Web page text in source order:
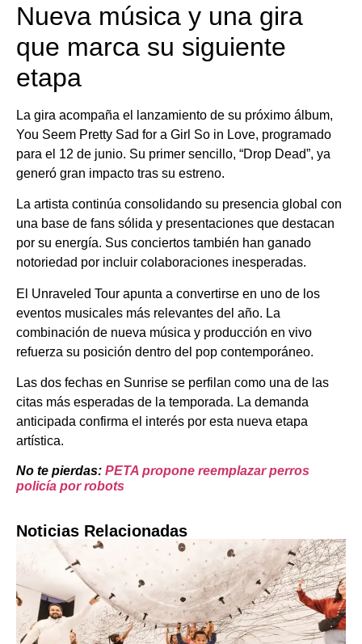
Nueva música y una gira
que marca su siguiente
etapa
La gira acompaña el lanzamiento de su próximo álbum,
You Seem Pretty Sad for a Girl So in Love, programado
para el 12 de junio. Su primer sencillo, “Drop Dead”, ya
generó gran impacto tras su estreno.
La artista continúa consolidando su presencia global con
una base de fans sólida y presentaciones que destacan
por su energía. Sus conciertos también han ganado
notoriedad por incluir colaboraciones inesperadas.
El Unraveled Tour apunta a convertirse en uno de los
eventos musicales más relevantes del año. La
combinación de nueva música y producción en vivo
refuerza su posición dentro del pop contemporáneo.
Las dos fechas en Sunrise se perfilan como una de las
citas más esperadas de la temporada. La demanda
anticipada confirma el interés por esta nueva etapa
artística.
No te pierdas: PETA propone reemplazar perros
policía por robots
Noticias Relacionadas